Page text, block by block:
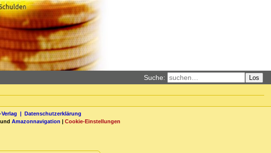
Suche: Los
Verlag | Datenschutzerklärung
und Amazonnavigation | Cookie-Einstellungen